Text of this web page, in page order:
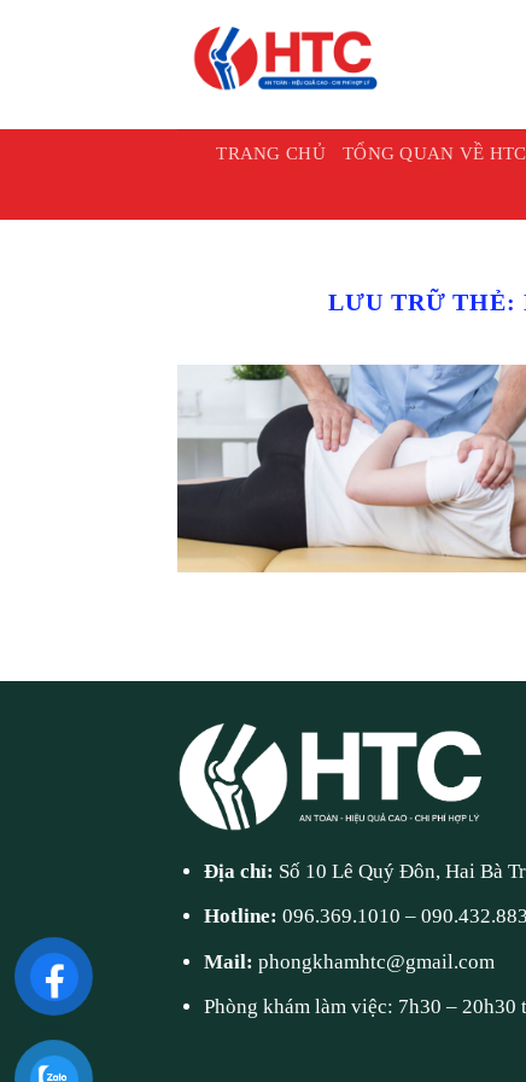
TRANG CHỦ TỔNG QUAN VỀ HTC
LƯU TRỮ THẺ:
Địa chỉ: Số 10 Lê Quý Đôn, Hai Bà
Hotline:096.369.1010 –
Mail:phongkhamhtc@gmail.com
Phòng khám làm việc: 7h30 – 20h30